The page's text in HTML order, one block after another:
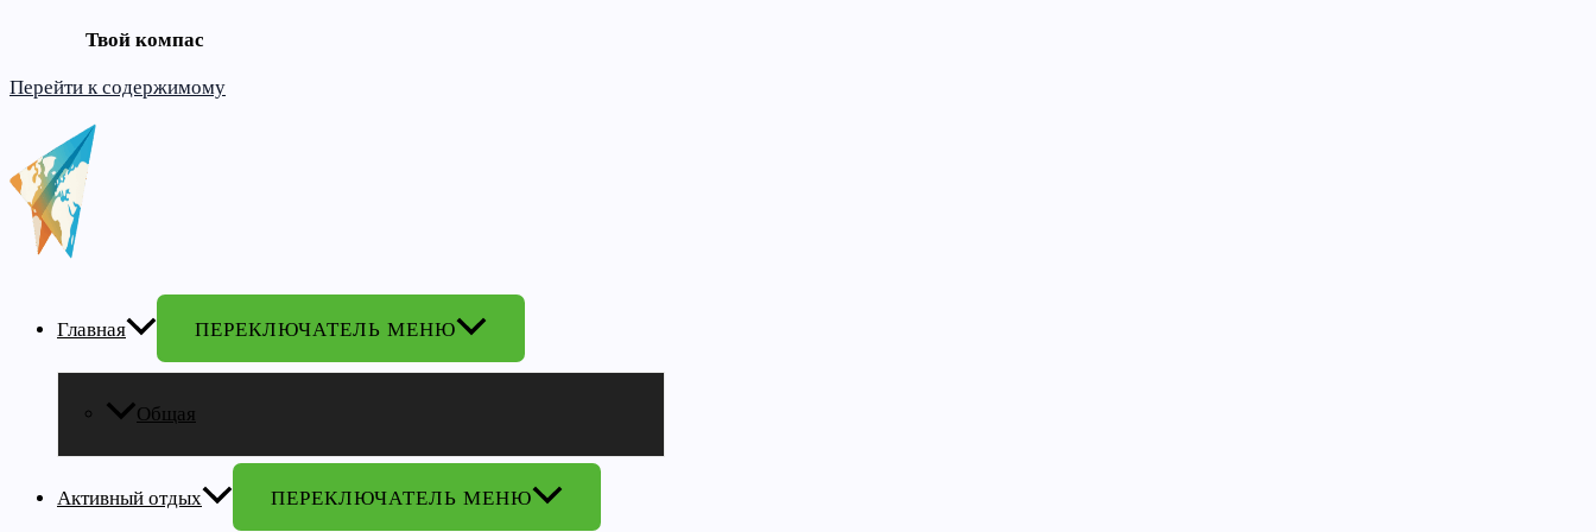
Твой компас
Перейти к содержимому
Главная ПЕРЕКЛЮЧАТЕЛЬ МЕНЮ
Общая
Активный отдых ПЕРЕКЛЮЧАТЕЛЬ МЕНЮ